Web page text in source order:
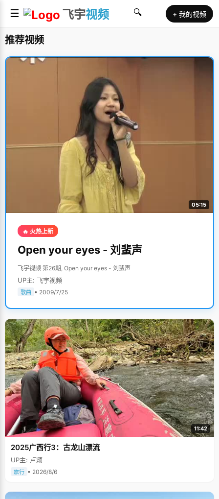
☰ 飞宇视频 🔍 + 我的视频
推荐视频
05:15
🔥 火热上新
Open your eyes - 刘蜚声
飞宇视频 第26期, Open your eyes - 刘蜚声
UP主: 飞宇视频
歌曲 • 2009/7/25
11:42
2025广西行3：古龙山漂流
UP主: 卢颖
旅行 • 2026/8/6